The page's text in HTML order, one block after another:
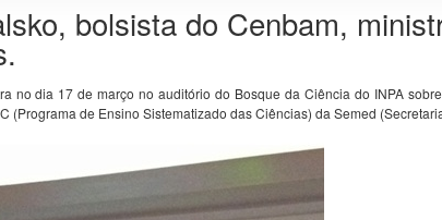
bolsista do Cenbam,
no dia 17 de março no auditório do Bosque da Ciência do INPA
(Programa de Ensino Sistematizado das Ciências) da Semed